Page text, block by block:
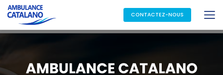
Aller
au
contenu
principal
CONTACTEZ-NOUS